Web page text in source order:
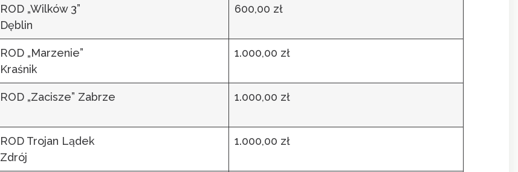
ROD „Wilków 3”
Dęblin
600,00 zł
ROD „Marzenie”
Kraśnik
1.000,00 zł
ROD „Zacisze” Zabrze 1.000,00 zł
ROD Trojan Lądek
Zdrój
1.000,00 zł